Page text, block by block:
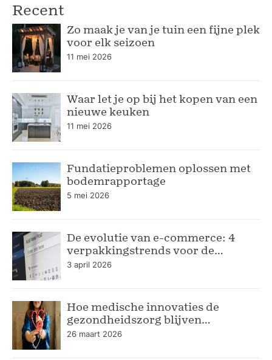
Recent
Zo maak je van je tuin een fijne plek
voor elk seizoen
11 mei 2026
Waar let je op bij het kopen van een
nieuwe keuken
11 mei 2026
Fundatieproblemen oplossen met
bodemrapportage
5 mei 2026
De evolutie van e-commerce: 4
verpakkingstrends voor de
moderne webshop
3 april 2026
Hoe medische innovaties de
gezondheidszorg blijven
verbeteren
26 maart 2026